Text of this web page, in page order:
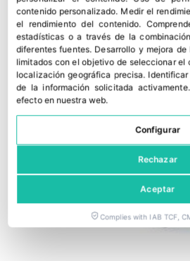
KAIROH amplía la oferta de Sakata
27 julio, 2026
contenido personalizado. Medir el
el rendimiento del contenido.
estadísticas o a través de la
diferentes fuentes. Desarrollo y mejora
limitados con el objetivo de seleccionar el
localización geográfica precisa.
de la información solicitada activamente
efecto en nuestra web.
Configurar
Rechazar
Aceptar
Complies with IAB TCF,